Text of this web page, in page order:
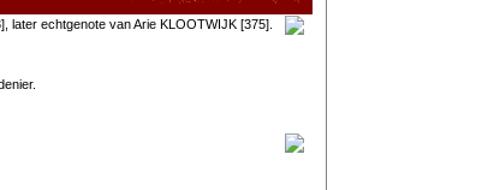
later echtgenote van Arie KLOOTWIJK [375].